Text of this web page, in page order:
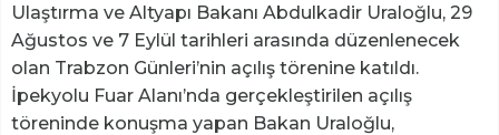
Ulaştırma ve Altyapı Bakanı Abdulkadir Uraloğlu, 29
Ağustos ve 7 Eylül tarihleri arasında düzenlenecek
olan Trabzon Günleri’nin açılış törenine katıldı.
İpekyolu Fuar Alanı’nda gerçekleştirilen açılış
töreninde konuşma yapan Bakan Uraloğlu,